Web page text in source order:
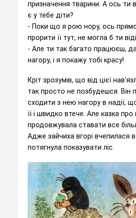
призначення тварини. А ось ти
є у тебе діти?
- Поки що я рою нору, ось
прорити її тут, не могла б ти
- Але ти так багато працюєш,
нагору, і я покажу тобі красу!
Кріт зрозумів, що від цієї
так просто не позбудешся. Він
сходити з нею нагору в надії,
її і швидко втече. Але казка про
продовжувала ставати все
Адже зайчиха вгорі вчепилася в
потягнула показувати ліс.